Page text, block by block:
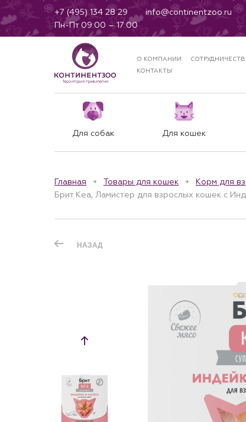
+7 (495) 134 28 29
info@continentzoo.ru
Пн-Пт 09:00 – 17:00
О КОМПАНИИ
КОНТАКТЫ
Для собак Для кошек
Главная Товары для кошек Корм для
Брит Кеа, Ламистер для взрослых кошек с
НАЗАД